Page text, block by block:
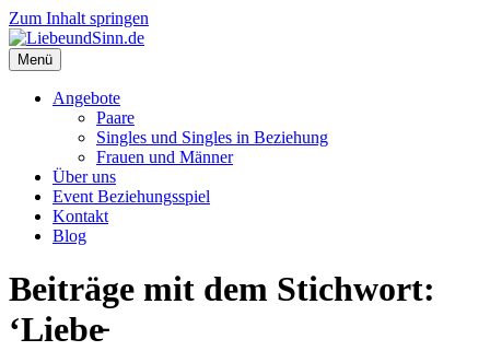
Zum Inhalt springen
Menü
Angebote
Paare
Singles und Singles in Beziehung
Frauen und Männer
Über uns
Event Beziehungsspiel
Kontakt
Blog
Beiträge mit dem Stichwort:
‘Liebe̵